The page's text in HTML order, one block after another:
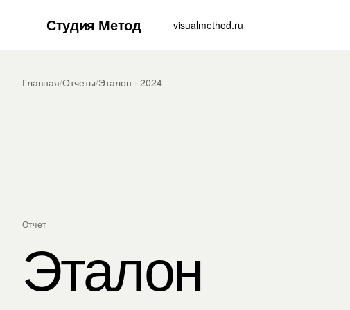
Студия Метод visualmethod.ru
Главная/Отчеты/Эталон · 2024
Отчет
Эталон